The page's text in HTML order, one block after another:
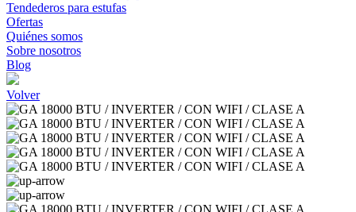
Tendederos para estufas
Ofertas
Quiénes somos
Sobre nosotros
Blog
Volver